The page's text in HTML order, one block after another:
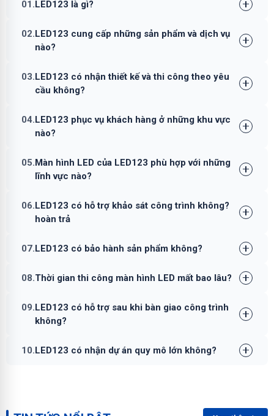
01.LED123 là gì?
02.LED123 cung cấp những sản phẩm và dịch vụ
nào?
03.LED123 có nhận thiết kế và thi công theo yêu
cầu không?
04.LED123 phục vụ khách hàng ở những khu vực
nào?
05.Màn hình LED của LED123 phù hợp với những
lĩnh vực nào?
06.LED123 có hỗ trợ khảo sát công trình không?
hoàn trả
07.LED123 có bảo hành sản phẩm không?
08.Thời gian thi công màn hình LED mất bao lâu?
09.LED123 có hỗ trợ sau khi bàn giao công trình
không?
10.LED123 có nhận dự án quy mô lớn không?